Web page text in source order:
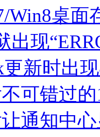
Win8桌面
出现
更新时出
可错过
通知中